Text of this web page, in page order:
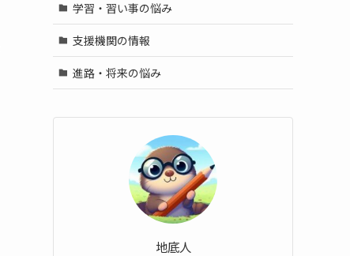
学習・習い事の悩み
支援機関の情報
進路・将来の悩み
地底人